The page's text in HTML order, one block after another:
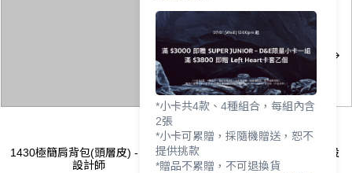
1430極簡肩背包(頭層皮) - ELLY
設計師
1215肩背包(頭層皮) - ELLY 設
計師
*小卡共4款、4種組合，每組內含
2張
*小卡可累贈，採隨機贈送，恕不
提供挑款
*贈品不累贈，不可退換貨